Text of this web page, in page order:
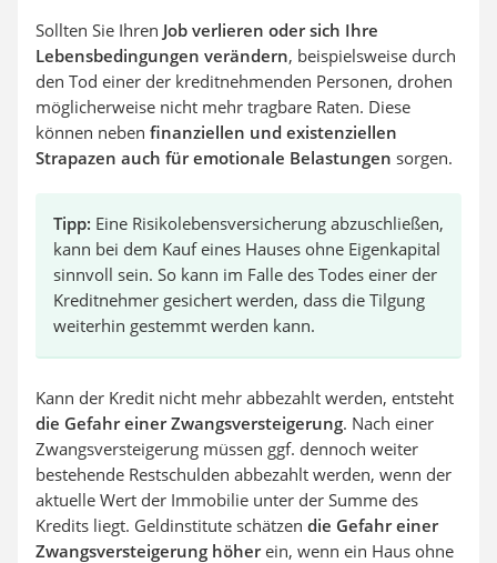
Sollten Sie Ihren Job verlieren oder sich Ihre
Lebensbedingungen verändern, beispielsweise durch
den Tod einer der kreditnehmenden Personen, drohen
möglicherweise nicht mehr tragbare Raten. Diese
können neben finanziellen und existenziellen
Strapazen auch für emotionale Belastungen sorgen.
Tipp: Eine Risikolebensversicherung abzuschließen,
kann bei dem Kauf eines Hauses ohne Eigenkapital
sinnvoll sein. So kann im Falle des Todes einer der
Kreditnehmer gesichert werden, dass die Tilgung
weiterhin gestemmt werden kann.
Kann der Kredit nicht mehr abbezahlt werden, entsteht
die Gefahr einer Zwangsversteigerung. Nach einer
Zwangsversteigerung müssen ggf. dennoch weiter
bestehende Restschulden abbezahlt werden, wenn der
aktuelle Wert der Immobilie unter der Summe des
Kredits liegt. Geldinstitute schätzen die Gefahr einer
Zwangsversteigerung höherein, wenn ein Haus ohne